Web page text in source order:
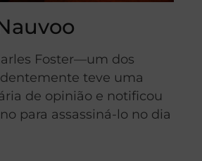
Foster—um dos
teve uma
de opinião e notificou
para assassiná-lo no dia